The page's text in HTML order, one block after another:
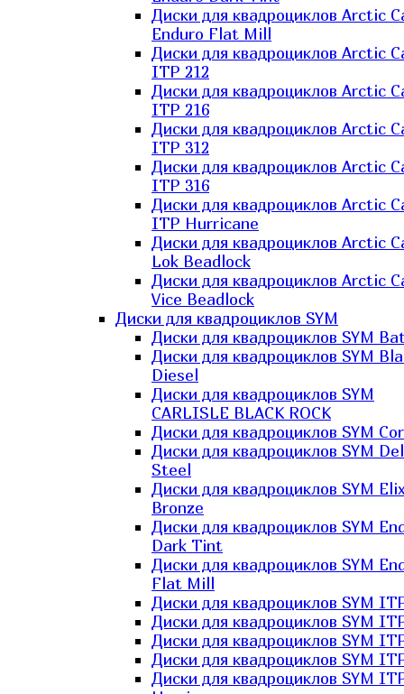
Диски для квадроциклов Arctic
Enduro Flat Mill
Диски для квадроциклов Arctic
ITP 212
Диски для квадроциклов Arctic
ITP 216
Диски для квадроциклов Arctic
ITP 312
Диски для квадроциклов Arctic
ITP 316
Диски для квадроциклов Arctic
ITP Hurricane
Диски для квадроциклов Arctic
Lok Beadlock
Диски для квадроциклов Arctic
Vice Beadlock
Диски для квадроциклов SYM
Диски для квадроциклов SYM
Диски для квадроциклов SYM
Diesel
Диски для квадроциклов SYM
CARLISLE BLACK ROCK
Диски для квадроциклов SYM
Диски для квадроциклов SYM
Steel
Диски для квадроциклов SYM
Bronze
Диски для квадроциклов SYM
Dark Tint
Диски для квадроциклов SYM
Flat Mill
Диски для квадроциклов SYM
Диски для квадроциклов SYM
Диски для квадроциклов SYM
Диски для квадроциклов SYM
Диски для квадроциклов SYM